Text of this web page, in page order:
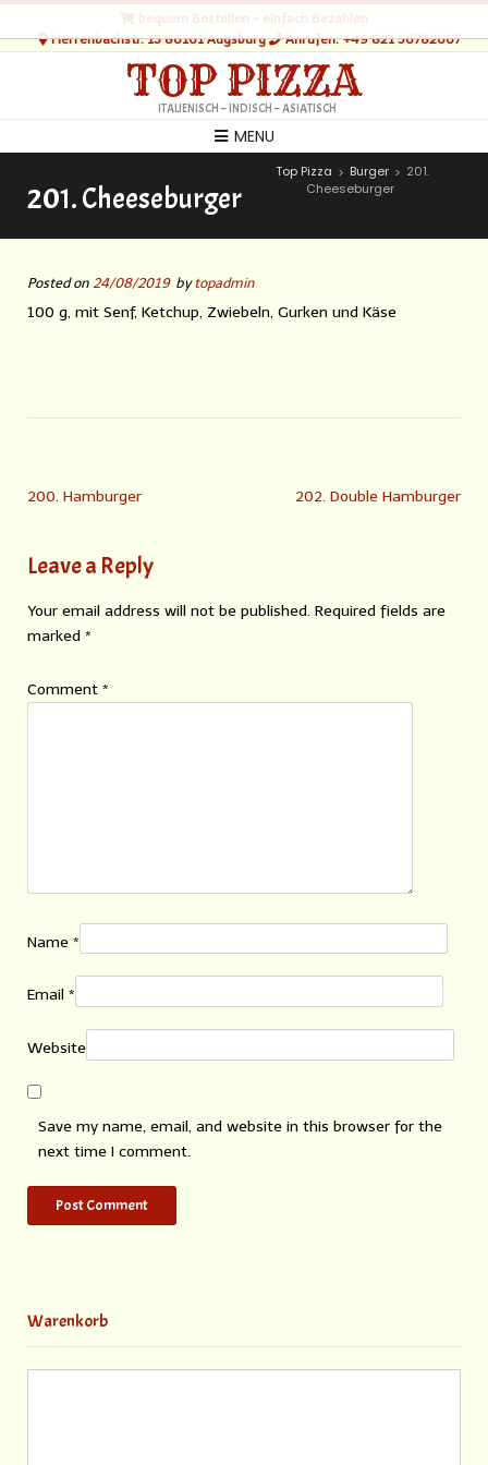
Herrenbachstr. 13 86161 Augsburg
Anrufen: +49 821 56782667
TOP PIZZA
ITALIENISCH – INDISCH – ASIATISCH
MENU
201. Cheeseburger
Top Pizza > Burger > 201.
Cheeseburger
Posted on 24/08/2019 by topadmin
100 g, mit Senf, Ketchup, Zwiebeln, Gurken und Käse
200. Hamburger 202. Double Hamburger
Leave a Reply
Your email address will not be published. Required fields are
marked *
Comment *
Name *
Email *
Website
Save my name, email, and website in this browser for the
next time I comment.
Warenkorb